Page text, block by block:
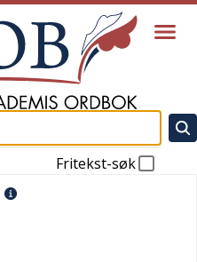
Fritekst-søk